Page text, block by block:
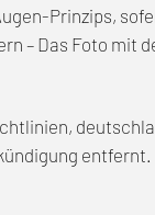
Prinzips,
– Das Foto mit